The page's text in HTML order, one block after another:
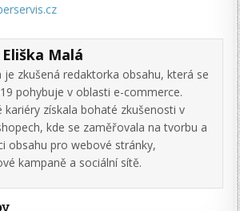
Eliška Malá
je zkušená redaktorka obsahu, která se
pohybuje v oblasti e-commerce.
kariéry získala bohaté zkušenosti v
kde se zaměřovala na tvorbu a
obsahu pro webové stránky,
kampaně a sociální sítě.